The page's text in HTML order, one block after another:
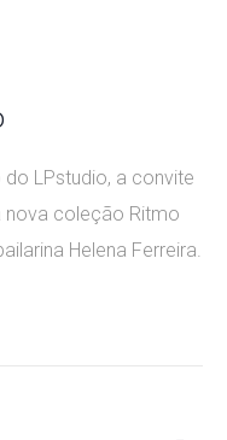
LPstudio, a convite
nova coleção Ritmo
Helena Ferreira.